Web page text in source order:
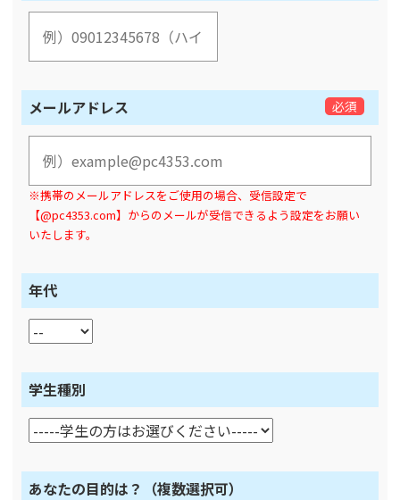
メールアドレス 必須
※携帯のメールアドレスをご使用の場合、受信設定で
【@pc4353.com】からのメールが受信できるよう設定をお願い
いたします。
年代
学生種別
あなたの目的は？
（複数選択可）